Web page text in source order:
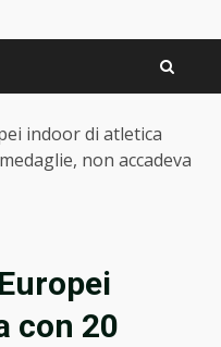
indoor di atletica
non accadeva
con 20